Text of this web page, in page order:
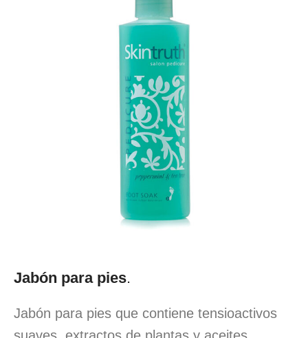
Jabón para pies.
Jabón para pies que contiene tensioactivos